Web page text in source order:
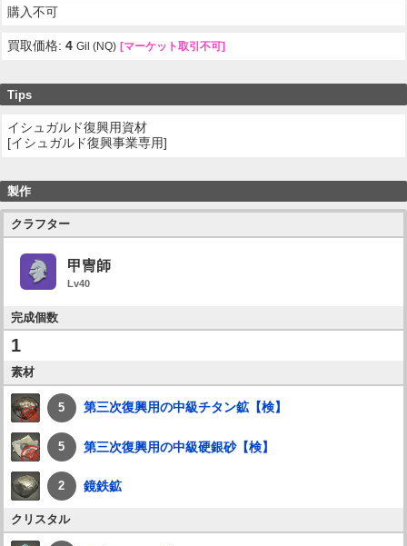
購入不可
買取価格:4 Gil (NQ) [マーケット取引不可]
Tips
イシュガルド復興用資材
[イシュガルド復興事業専用]
製作
クラフター
甲冑師
Lv40
完成個数
1
素材
5 第三次復興用の中級チタン鉱【検】
5 第三次復興用の中級硬銀砂【検】
2 鏡鉄鉱
クリスタル